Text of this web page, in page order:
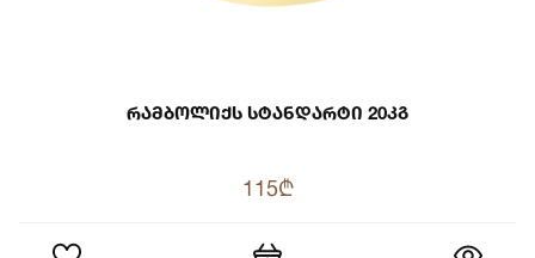
Რამბოლიქს Სტანდარტი 20კგ
115₾